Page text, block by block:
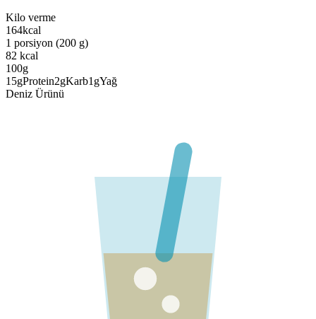
Kilo verme
164kcal
1 porsiyon (200 g)
82 kcal
100g
15gProtein2gKarb1 gYağ
Deniz Ürünü